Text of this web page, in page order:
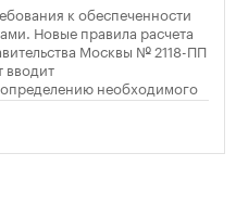
к обеспеченности
Новые правила расчета
Москвы № 2118-ПП
вводит
необходимого
от площади квартир и
для уже согласованных